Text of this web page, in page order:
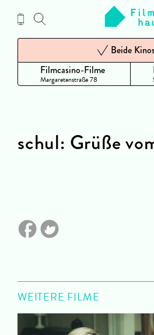
Inhalt
Filmcasino-Filme
Margaretenstraße 78
Beide
schul: Grüße
WEITERE FILME